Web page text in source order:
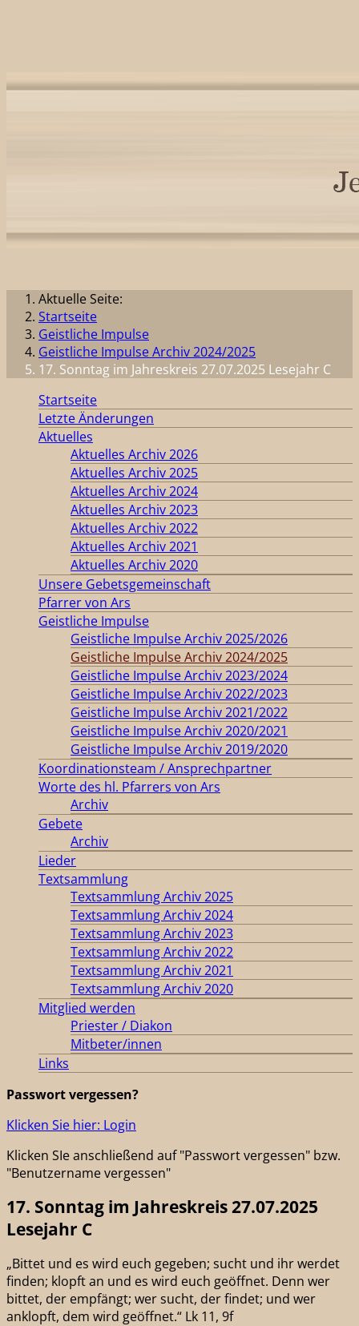
Aktuelle Seite:
Startseite
Geistliche Impulse
Geistliche Impulse Archiv 2024/2025
17. Sonntag im Jahreskreis 27.07.2025 Lesejahr C
Startseite
Letzte Änderungen
Aktuelles
Aktuelles Archiv 2026
Aktuelles Archiv 2025
Aktuelles Archiv 2024
Aktuelles Archiv 2023
Aktuelles Archiv 2022
Aktuelles Archiv 2021
Aktuelles Archiv 2020
Unsere Gebetsgemeinschaft
Pfarrer von Ars
Geistliche Impulse
Geistliche Impulse Archiv 2025/2026
Geistliche Impulse Archiv 2024/2025
Geistliche Impulse Archiv 2023/2024
Geistliche Impulse Archiv 2022/2023
Geistliche Impulse Archiv 2021/2022
Geistliche Impulse Archiv 2020/2021
Geistliche Impulse Archiv 2019/2020
Koordinationsteam / Ansprechpartner
Worte des hl. Pfarrers von Ars
Archiv
Gebete
Archiv
Lieder
Textsammlung
Textsammlung Archiv 2025
Textsammlung Archiv 2024
Textsammlung Archiv 2023
Textsammlung Archiv 2022
Textsammlung Archiv 2021
Textsammlung Archiv 2020
Mitglied werden
Priester / Diakon
Mitbeter/innen
Links
Passwort vergessen?
Klicken Sie hier: Login
Klicken SIe anschließend auf "Passwort vergessen" bzw.
"Benutzername vergessen"
17. Sonntag im Jahreskreis 27.07.2025
Lesejahr C
„Bittet und es wird euch gegeben; sucht und ihr werdet
finden; klopft an und es wird euch geöffnet. Denn wer
bittet, der empfängt; wer sucht, der findet; und wer
anklopft, dem wird geöffnet.“ Lk 11, 9f